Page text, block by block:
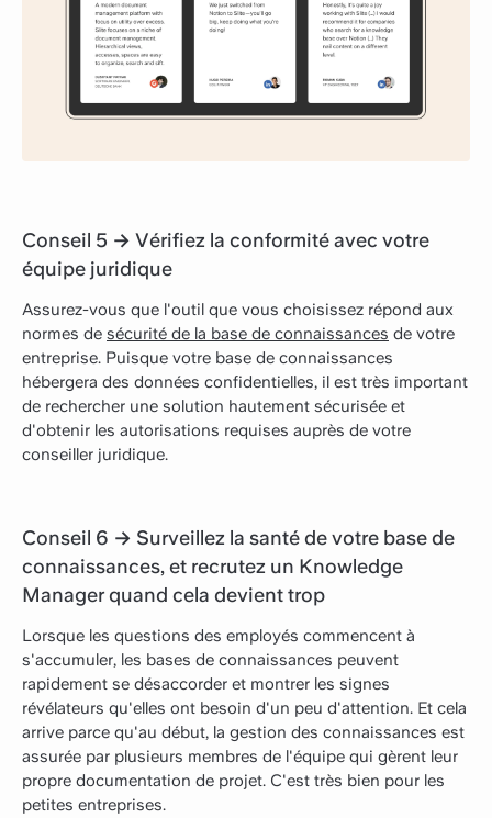
Conseil 5 → Vérifiez la conformité avec votre
équipe juridique
Assurez-vous que l'outil que vous choisissez répond aux
normes de sécurité de la base de connaissances de votre
entreprise. Puisque votre base de connaissances
hébergera des données confidentielles, il est très important
de rechercher une solution hautement sécurisée et
d'obtenir les autorisations requises auprès de votre
conseiller juridique.
Conseil 6 → Surveillez la santé de votre base de
connaissances, et recrutez un Knowledge
Manager quand cela devient trop
Lorsque les questions des employés commencent à
s'accumuler, les bases de connaissances peuvent
rapidement se désaccorder et montrer les signes
révélateurs qu'elles ont besoin d'un peu d'attention. Et cela
arrive parce qu'au début, la gestion des connaissances est
assurée par plusieurs membres de l'équipe qui gèrent leur
propre documentation de projet. C'est très bien pour les
petites entreprises.